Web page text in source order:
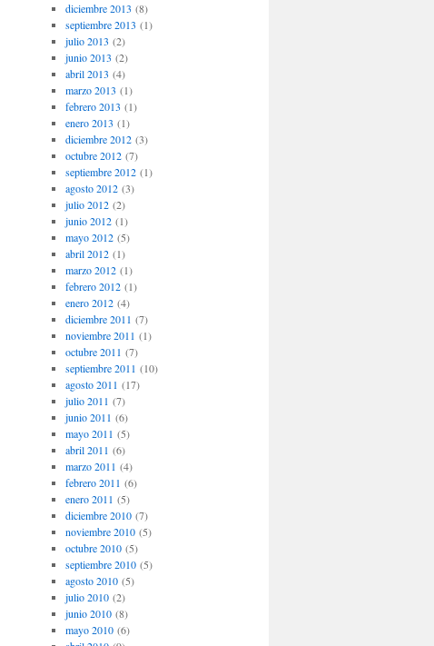
diciembre 2013 (8)
septiembre 2013 (1)
julio 2013 (2)
junio 2013 (2)
abril 2013 (4)
marzo 2013 (1)
febrero 2013 (1)
enero 2013 (1)
diciembre 2012(3)
octubre 2012(7)
septiembre 2012(1)
agosto 2012(3)
julio 2012(2)
junio 2012(1)
mayo 2012(5)
abril 2012(1)
marzo 2012(1)
febrero 2012(1)
enero 2012(4)
diciembre 2011 (7)
noviembre 2011 (1)
octubre 2011 (7)
septiembre 2011 (10)
agosto 2011 (17)
julio 2011 (7)
junio 2011 (6)
mayo 2011 (5)
abril 2011 (6)
marzo 2011 (4)
febrero 2011 (6)
enero 2011 (5)
diciembre 2010(7)
noviembre 2010(5)
octubre 2010(5)
septiembre 2010(5)
agosto 2010(5)
julio 2010(2)
junio 2010(8)
mayo 2010(6)